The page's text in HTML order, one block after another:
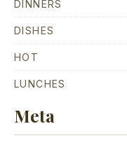
DINNERS
DISHES
HOT
LUNCHES
Meta